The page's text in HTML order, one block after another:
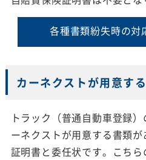
各種書類紛失時の対
カーネクストが用意す
トラック（普通自動車登録
ーネクストが用意する書類
証明書と委任状です。こち